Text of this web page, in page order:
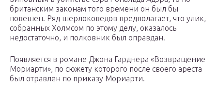
британским законам того времени он был бы
повешен. Ряд шерлоковедов предполагает, что улик,
собранных Холмсом по этому делу, оказалось
недостаточно, и полковник был оправдан.
Появляется в романе Джона Гарднера «Возвращение
Мориарти», по сюжету которого после своего ареста
был отравлен по приказу Мориарти.